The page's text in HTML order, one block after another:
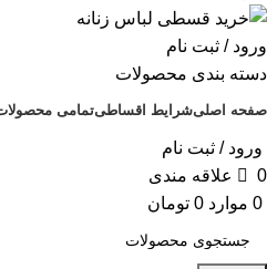
ورود / ثبت نام
دسته بندی محصولات
صفحه اصلیشرایط اقساطیتمامی
ورود / ثبت نام
0
علاقه مندی
0 موارد 0 تومان